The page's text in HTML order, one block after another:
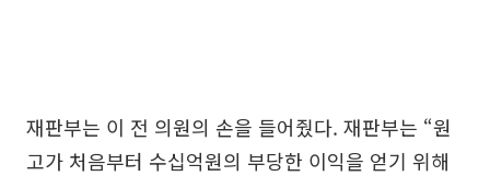
재판부는 이 전 의원의 손을 들어줬다. 재판부는 “원
고가 처음부터 수십억원의 부당한 이익을 얻기 위해